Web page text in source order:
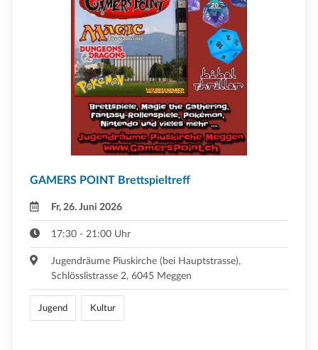
GAMERS POINT Brettspieltreff
Fr, 26. Juni 2026
17:30 - 21:00 Uhr
Jugendräume Piuskirche (bei Hauptstrasse),
Schlösslistrasse 2, 6045 Meggen
Jugend Kultur